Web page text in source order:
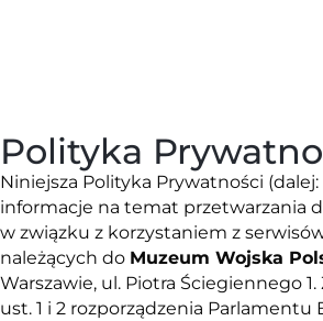
Polityka
Niniejsza Polityka Prywatności (dalej:
informacje na temat przetwarzania
w związku z korzystaniem z
należących do Muzeum Wojska
Warszawie, ul. Piotra Ściegiennego 1.
ust. 1 i 2 rozporządzenia Parlamentu